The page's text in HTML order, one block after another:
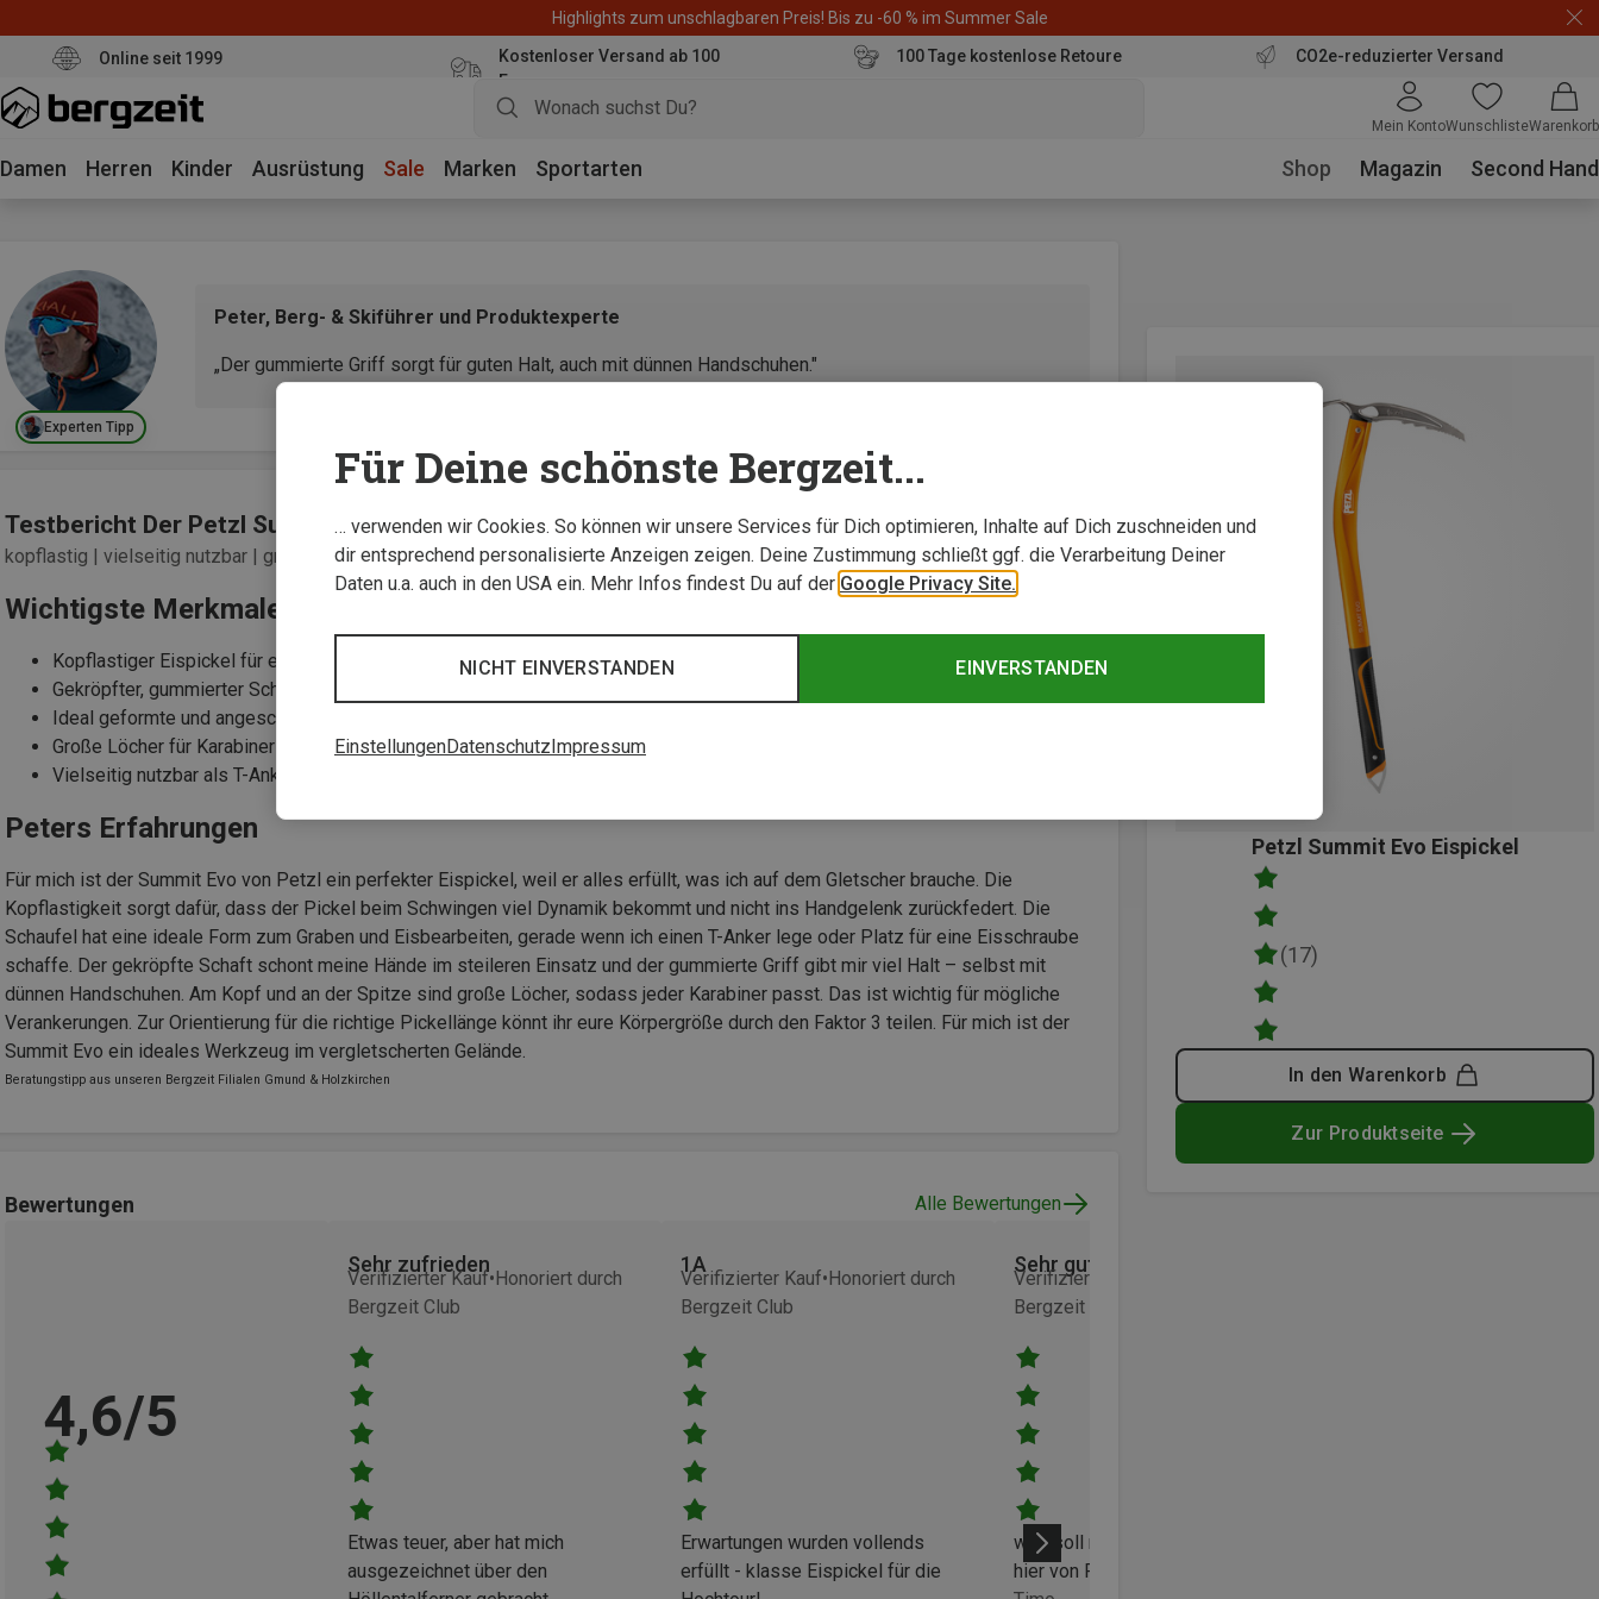
Highlights zum unschlagbaren Preis! Bis zu -60 % im Summer Sale
Online seit 1999
Kostenloser Versand ab 100
Euro
100 Tage kostenlose Retoure CO2e-reduzierter Versand
Mein KontoWunschlisteWarenkorb
Damen Herren Kinder Ausrüstung Sale Marken Sportarten Shop Magazin Second Hand
Experten Tipp
Peter, Berg- & Skiführer und Produktexperte
„Der gummierte Griff sorgt für guten Halt, auch mit dünnen Handschuhen."
Testbericht Der Petzl Summit Evo Eispickel
kopflastig | vielseitig nutzbar | griffig
Wichtigste Merkmale des Petzl Summit Evo
Kopflastiger Eispickel für effizientes Schlagen
Gekröpfter, gummierter Schaft für optimalen Grip
Ideal geformte und angeschliffene Schaufel
Große Löcher für Karabiner am Kopf und an der Spitze
Vielseitig nutzbar als T-Anker und Stützpickel
Peters Erfahrungen
Für mich ist der Summit Evo von Petzl ein perfekter Eispickel, weil er alles erfüllt, was ich auf dem Gletscher brauche. Die
Kopflastigkeit sorgt dafür, dass der Pickel beim Schwingen viel Dynamik bekommt und nicht ins Handgelenk zurückfedert. Die
Schaufel hat eine ideale Form zum Graben und Eisbearbeiten, gerade wenn ich einen T-Anker lege oder Platz für eine Eisschraube
schaffe. Der gekröpfte Schaft schont meine Hände im steileren Einsatz und der gummierte Griff gibt mir viel Halt – selbst mit
dünnen Handschuhen. Am Kopf und an der Spitze sind große Löcher, sodass jeder Karabiner passt. Das ist wichtig für mögliche
Verankerungen. Zur Orientierung für die richtige Pickellänge könnt ihr eure Körpergröße durch den Faktor 3 teilen. Für mich ist der
Summit Evo ein ideales Werkzeug im vergletscherten Gelände.
Beratungstipp aus unseren Bergzeit Filialen Gmund & Holzkirchen
Petzl Summit Evo Eispickel
(17)
In den Warenkorb
Zur Produktseite
Alle Bewertungen
Bewertungen
4,6/5
Verifizierter Kauf Honoriert durch
Bergzeit Club
Sehr zufrieden
Etwas teuer, aber hat mich
ausgezeichnet über den
Verifizierter Kauf Honoriert durch
Bergzeit Club
1A
Erwartungen wurden vollends
erfüllt - klasse Eispickel für die
Verifizierter Kauf
Bergzeit Club
Sehr guter Pickel
was soll man sagen, top Produkt
hier von Petzl
Für Deine schönste Bergzeit...
… verwenden wir Cookies. So können wir unsere Services für Dich optimieren, Inhalte auf Dich zuschneiden und
dir entsprechend personalisierte Anzeigen zeigen. Deine Zustimmung schließt ggf. die Verarbeitung Deiner
Daten u.a. auch in den USA ein. Mehr Infos findest Du auf der Google Privacy Site.
EINVERSTANDEN
NICHT EINVERSTANDEN
EinstellungenDatenschutzImpressum